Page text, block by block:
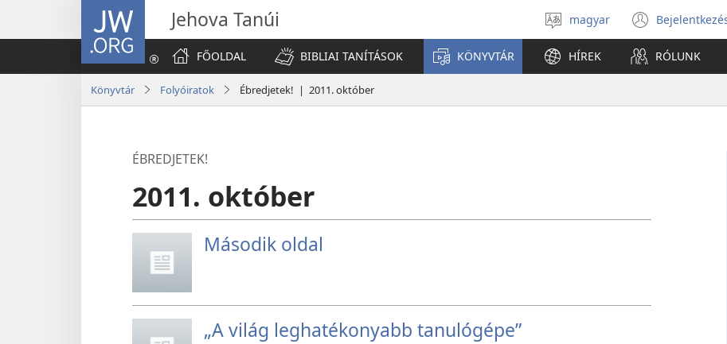
JW.ORG Jehova Tanúi
Válassz
nyelvet
magyar
(opens
new
window)
FŐOLDAL
BIBLIAI TANÍTÁSOK KÖNYVTÁR HÍREK RÓLUNK
Könyvtár Folyóiratok Ébredjetek! | 2011. október
ÉBREDJETEK!
2011. október
Második oldal
„A világ leghatékonyabb tanulógépe”